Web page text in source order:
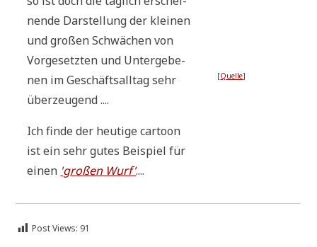
nen­de Dar­stel­lung der klei­nen
und gro­ßen Schwä­chen von
Vor­ge­setz­ten und Unter­ge­be­
nen im Geschäfts­all­tag sehr
überzeugend ....
Ich fin­de der heu­ti­ge car­toon
ist ein sehr gutes Bei­spiel für
einen 'gro­ßen Wurf'....
[Quel­le]
Post Views: 91